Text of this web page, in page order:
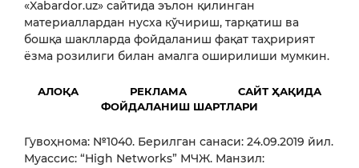
«Xabardor.uz» сайтида эълон қилинган
материаллардан нусха кўчириш, тарқатиш ва
бошқа шаклларда фойдаланиш фақат таҳририят
ёзма розилиги билан амалга оширилиши мумкин.
АЛОҚА РЕКЛАМА
САЙТ ҲАҚИДА
ФОЙДАЛАНИШ ШАРТЛАРИ
Гувоҳнома: №1040. Берилган санаси: 24.09.2019 йил.
Муассис: “High Networks” МЧЖ. Манзил: